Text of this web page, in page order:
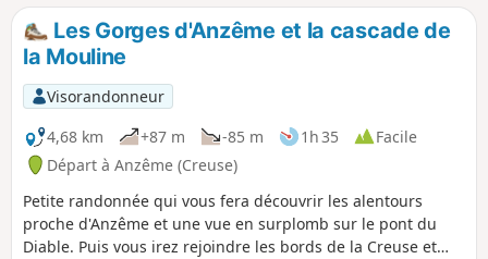
de la Gartempe à proximité de sa source, de
la Pierre Fade.
Les Gorges d'Anzême et la cascade de
la Mouline
Visorandonneur
4,68 km
+87 m -85 m 1h 35
Facile
Départ à Anzême (Creuse)
Petite randonnée qui vous fera découvrir les alentours
proche d'Anzême et une vue en surplomb sur le pont du
Diable. Puis vous irez rejoindre les bords de la Creuse et